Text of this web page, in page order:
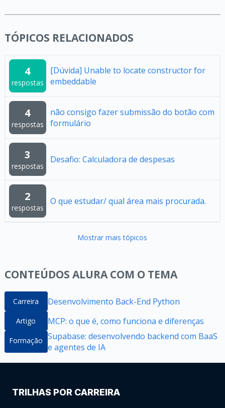
TÓPICOS RELACIONADOS
4
respostas
[Dúvida] Unable to locate constructor for
embeddable
4
respostas
não consigo fazer submissão do botão com
formulário
3
respostas
Desafio: Calculadora de despesas
2
respostas
O que estudar/ qual área mais procurada.
Mostrar mais tópicos
CONTEÚDOS ALURA COM O TEMA
Carreira Desenvolvimento Back-End Python
Artigo MCP: o que é, como funciona e diferenças
Formação Supabase: desenvolvendo backend com BaaS
e agentes de IA
TRILHAS POR CARREIRA